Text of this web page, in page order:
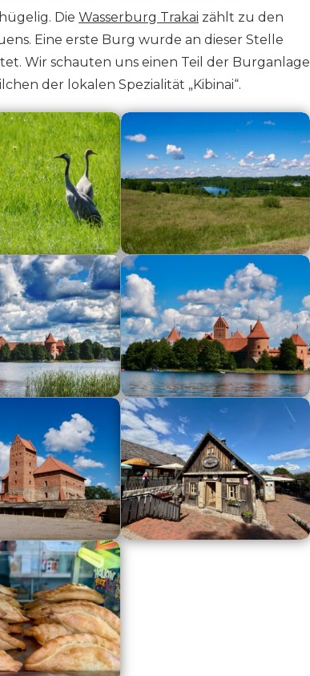
Die Wasserburg Trakai zählt zu den
Eine erste Burg wurde an dieser Stelle
Wir schauten uns einen Teil der Burganlage
der lokalen Spezialität „Kibinai“.